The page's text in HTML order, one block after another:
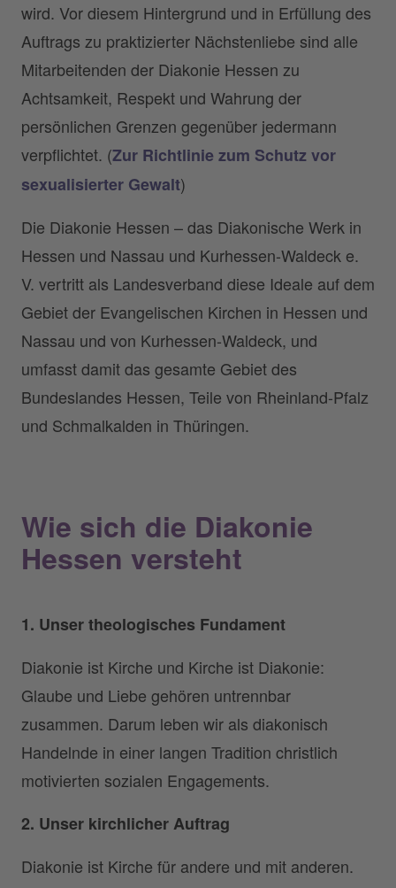
wird. Vor diesem Hintergrund und in Erfüllung des
Auftrags zu praktizierter Nächstenliebe sind alle
Mitarbeitenden der Diakonie Hessen zu
Achtsamkeit, Respekt und Wahrung der
persönlichen Grenzen gegenüber jedermann
verpflichtet. (Zur Richtlinie zum Schutz vor
sexualisierter Gewalt)
Die Diakonie Hessen – das Diakonische Werk in
Hessen und Nassau und Kurhessen-Waldeck e.
V. vertritt als Landesverband diese Ideale auf dem
Gebiet der Evangelischen Kirchen in Hessen und
Nassau und von Kurhessen-Waldeck, und
umfasst damit das gesamte Gebiet des
Bundeslandes Hessen, Teile von Rheinland-Pfalz
und Schmalkalden in Thüringen.
Wie sich die Diakonie
Hessen versteht
1. Unser theologisches Fundament
Diakonie ist Kirche und Kirche ist Diakonie:
Glaube und Liebe gehören untrennbar
zusammen. Darum leben wir als diakonisch
Handelnde in einer langen Tradition christlich
motivierten sozialen Engagements.
2. Unser kirchlicher Auftrag
Diakonie ist Kirche für andere und mit anderen.